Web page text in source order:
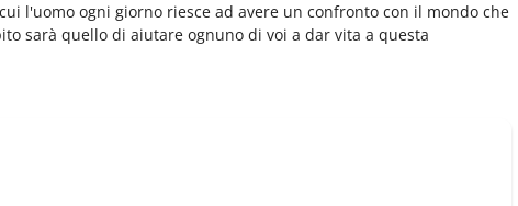
l'uomo ogni giorno riesce ad avere un confronto con il mondo che
sarà quello di aiutare ognuno di voi a dar vita a questa